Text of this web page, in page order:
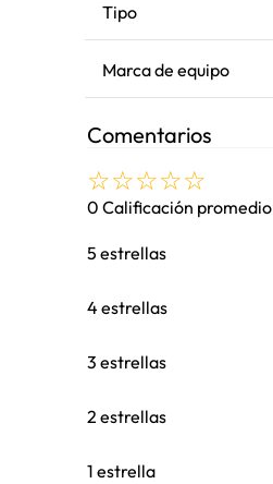
Tipo
Marca de equipo
Comentarios
☆☆☆☆☆
0 Calificación promedio
5 estrellas
4 estrellas
3 estrellas
2 estrellas
1 estrella